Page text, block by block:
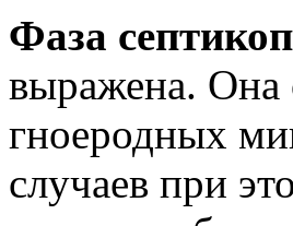
Фаза
выражена. Она
гноеродных
случаев при